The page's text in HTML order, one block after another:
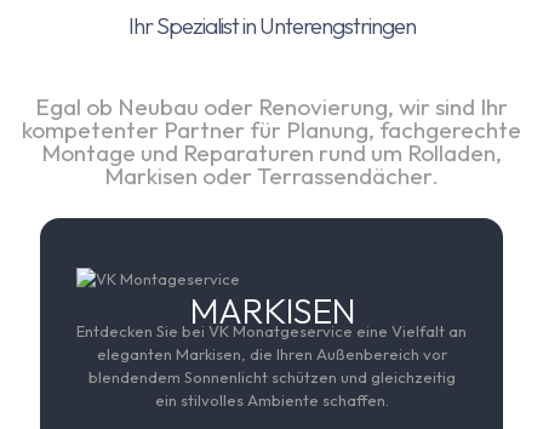
Ihr Spezialist in Unterengstringen
Egal ob Neubau oder Renovierung, wir sind Ihr
kompetenter Partner für Planung, fachgerechte
Montage und Reparaturen rund um Rolladen,
Markisen oder Terrassendächer.
MARKISEN
Entdecken Sie bei VK Monatgeservice eine Vielfalt an
eleganten Markisen, die Ihren Außenbereich vor
blendendem Sonnenlicht schützen und gleichzeitig
ein stilvolles Ambiente schaffen.